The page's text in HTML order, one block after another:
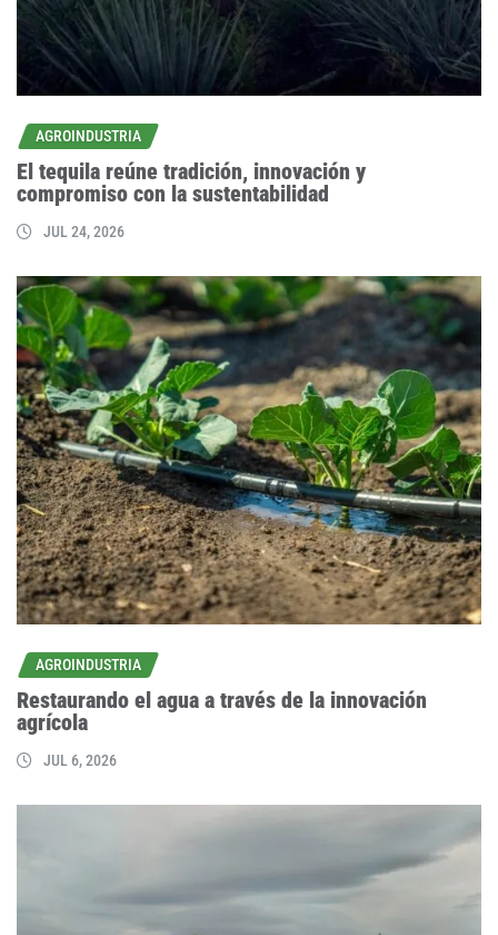
AGROINDUSTRIA
El tequila reúne tradición, innovación y
compromiso con la sustentabilidad
JUL 24, 2026
AGROINDUSTRIA
Restaurando el agua a través de la innovación
agrícola
JUL 6, 2026